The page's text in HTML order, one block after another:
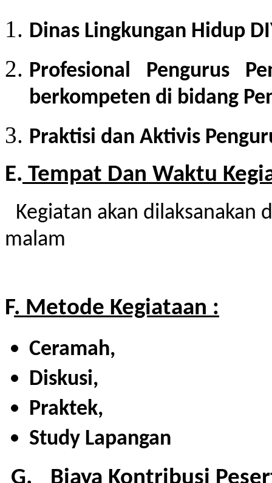
Dinas Lingkungan Hidup
Profesional Pengurus
berkompeten di bidang
Praktisi dan Aktivis
E. Tempat Dan Waktu
Kegiatan akan dilaksanakan
malam
F. Metode Kegiataan :
Ceramah,
Diskusi,
Praktek,
Study Lapangan